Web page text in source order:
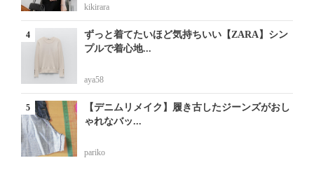
kikirara
ずっと着てたいほど気持ちいい【ZARA】シン
プルで着心地...
aya58
【デニムリメイク】履き古したジーンズがおし
ゃれなバッ...
pariko